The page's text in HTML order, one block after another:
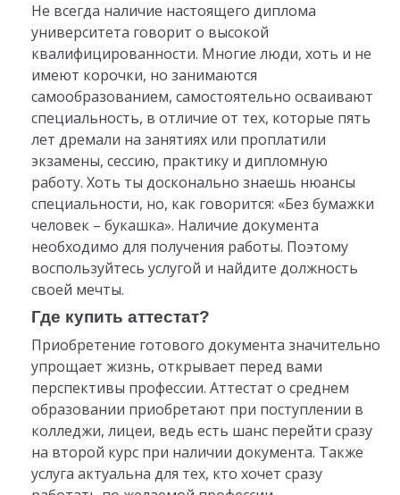
Не всегда наличие настоящего диплома
университета говорит о высокой
квалифицированности. Многие люди, хоть и не
имеют корочки, но занимаются
самообразованием, самостоятельно осваивают
специальность, в отличие от тех, которые пять
лет дремали на занятиях или проплатили
экзамены, сессию, практику и дипломную
работу. Хоть ты досконально знаешь нюансы
специальности, но, как говорится: «Без бумажки
человек – букашка». Наличие документа
необходимо для получения работы. Поэтому
воспользуйтесь услугой и найдите должность
своей мечты.
Где купить аттестат?
Приобретение готового документа значительно
упрощает жизнь, открывает перед вами
перспективы профессии. Аттестат о среднем
образовании приобретают при поступлении в
колледжи, лицеи, ведь есть шанс перейти сразу
на второй курс при наличии документа. Также
услуга актуальна для тех, кто хочет сразу